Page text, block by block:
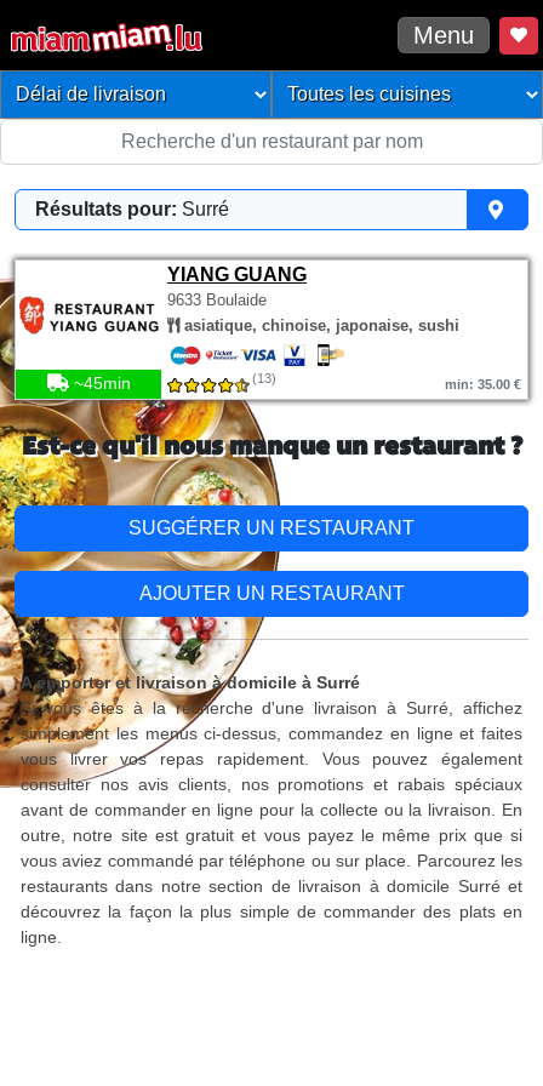
Menu
Résultats pour: Surré
YIANG GUANG
9633 Boulaide
asiatique, chinoise, japonaise, sushi
~45min (13) min: 35.00 €
Est-ce qu'il nous manque un restaurant ?
SUGGÉRER UN RESTAURANT
AJOUTER UN RESTAURANT
A emporter et livraison à domicile à Surré
Si vous êtes à la recherche d'une livraison à Surré, affichez
simplement les menus ci-dessus, commandez en ligne et faites
vous livrer vos repas rapidement. Vous pouvez également
consulter nos avis clients, nos promotions et rabais spéciaux
avant de commander en ligne pour la collecte ou la livraison. En
outre, notre site est gratuit et vous payez le même prix que si
vous aviez commandé par téléphone ou sur place. Parcourez les
restaurants dans notre section de livraison à domicile Surré et
découvrez la façon la plus simple de commander des plats en
ligne.